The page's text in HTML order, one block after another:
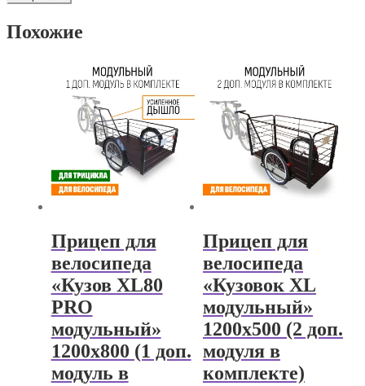
Похожие
Прицеп для
велосипеда
«Кузов XL80
PRO
модульный»
1200х800 (1 доп.
модуль в
Прицеп для
велосипеда
«Кузовок XL
модульный»
1200х500 (2 доп.
модуля в
комплекте)